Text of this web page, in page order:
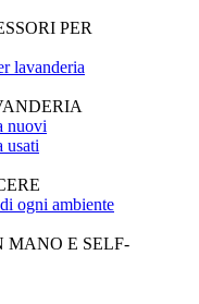
PER
lavanderia
nuovi
usati
ogni ambiente
MANO E SELF-